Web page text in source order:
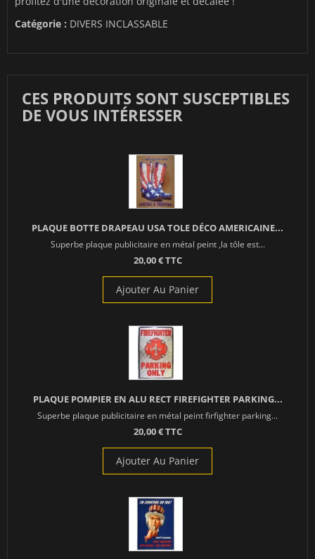
Catégorie : DIVERS INCLASSABLE
CES PRODUITS SONT SUSCEPTIBLES
DE VOUS INTÉRESSER
PLAQUE BOTTE DRAPEAU USA TOLE DÉCO AMERICAINE...
Superbe plaque publicitaire en métal peint ,la tôle est...
20,00 € TTC
Ajouter Au Panier
PLAQUE POMPIER EN ALU RECT FIREFIGHTER PARKING...
Superbe plaque publicitaire en métal peint firfighter parking...
20,00 € TTC
Ajouter Au Panier